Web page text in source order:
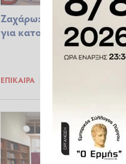
Ζαχάρω: Νέα σύλληψη
για κατοχή κάνναβης
ΕΠΊΚΑΙΡΑ